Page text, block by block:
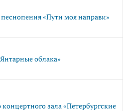
«Пути моя направи»
облака»
концертного зала «Петербургские